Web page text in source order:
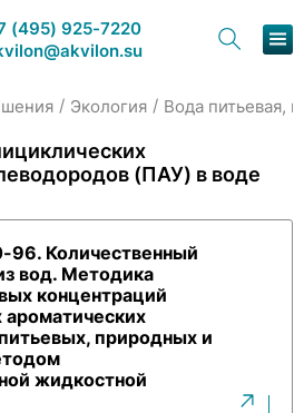
(495) 925-7220
Хроматография
Сервис и ремонт
/ Экология / Вода питьевая,
(ПАУ) в воде
Количественный
вод. Методика
концентраций
природных и
жидкостной